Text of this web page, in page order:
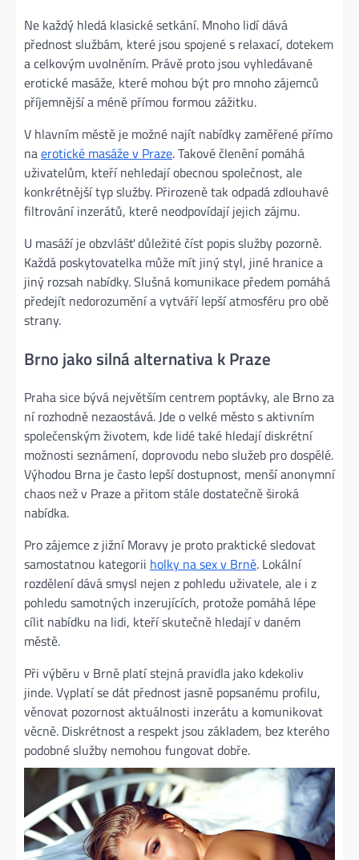
Ne každý hledá klasické setkání. Mnoho lidí dává
přednost službám, které jsou spojené s relaxací, dotekem
a celkovým uvolněním. Právě proto jsou vyhledávané
erotické masáže, které mohou být pro mnoho zájemců
příjemnější a méně přímou formou zážitku.
V hlavním městě je možné najít nabídky zaměřené přímo
naerotické masáže v Praze. Takové členění pomáhá
uživatelům, kteří nehledají obecnou společnost, ale
konkrétnější typ služby. Přirozeně tak odpadá zdlouhavé
filtrování inzerátů, které neodpovídají jejich zájmu.
U masáží je obzvlášť důležité číst popis služby pozorně.
Každá poskytovatelka může mít jiný styl, jiné hranice a
jiný rozsah nabídky. Slušná komunikace předem pomáhá
předejít nedorozumění a vytváří lepší atmosféru pro obě
strany.
Brno jako silná alternativa k Praze
Praha sice bývá největším centrem poptávky, ale Brno za
ní rozhodně nezaostává. Jde o velké město s aktivním
společenským životem, kde lidé také hledají diskrétní
možnosti seznámení, doprovodu nebo služeb pro dospělé.
Výhodou Brna je často lepší dostupnost, menší anonymní
chaos než v Praze a přitom stále dostatečně široká
nabídka.
Pro zájemce z jižní Moravy je proto praktické sledovat
samostatnou kategorii holky na sex v Brně. Lokální
rozdělení dává smysl nejen z pohledu uživatele, ale i z
pohledu samotných inzerujících, protože pomáhá lépe
cílit nabídku na lidi, kteří skutečně hledají v daném
městě.
Při výběru v Brně platí stejná pravidla jako kdekoliv
jinde. Vyplatí se dát přednost jasně popsanému profilu,
věnovat pozornost aktuálnosti inzerátu a komunikovat
věcně. Diskrétnost a respekt jsou základem, bez kterého
podobné služby nemohou fungovat dobře.